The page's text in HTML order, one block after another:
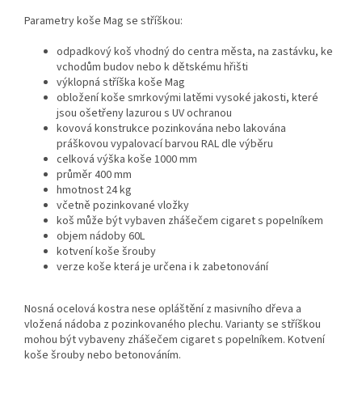
Parametry koše Mag se stříškou:
odpadkový koš vhodný do centra města, na zastávku, ke
vchodům budov nebo k dětskému hřišti
výklopná stříška koše Mag
obložení koše smrkovými latěmi vysoké jakosti, které
jsou ošetřeny lazurou s UV ochranou
kovová konstrukce pozinkována nebo lakována
práškovou vypalovací barvou RAL dle výběru
celková výška koše 1000 mm
průměr 400 mm
hmotnost 24 kg
včetně pozinkované vložky
koš může být vybaven zhášečem cigaret s popelníkem
objem nádoby 60L
kotvení koše šrouby
verze koše která je určena i k zabetonování
Nosná ocelová kostra nese opláštění z masivního dřeva a
vložená nádoba z pozinkovaného plechu. Varianty se stříškou
mohou být vybaveny zhášečem cigaret s popelníkem. Kotvení
koše šrouby nebo betonováním.